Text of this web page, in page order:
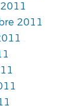
2011